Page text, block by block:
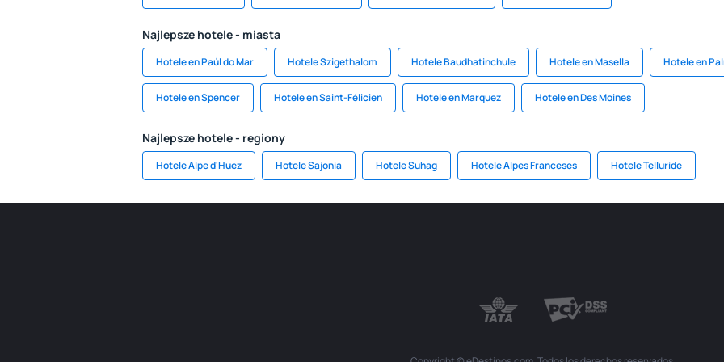
Najlepsze hotele - miasta
Hotele en Paúl do Mar Hotele Szigethalom Hotele Baudhatinchule Hotele en Masella Hotele en
Hotele en Spencer Hotele en Saint-Félicien Hotele en Marquez Hotele en Des Moines
Najlepsze hotele - regiony
Hotele Alpe d'Huez Hotele Sajonia Hotele Suhag Hotele Alpes Franceses Hotele Telluride